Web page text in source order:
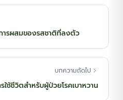
รผสมของรสชาติที่ลงตัว
บทความถัดไป
ใช้ชีวิตสำหรับผู้ป่วยโรคเบาหวาน